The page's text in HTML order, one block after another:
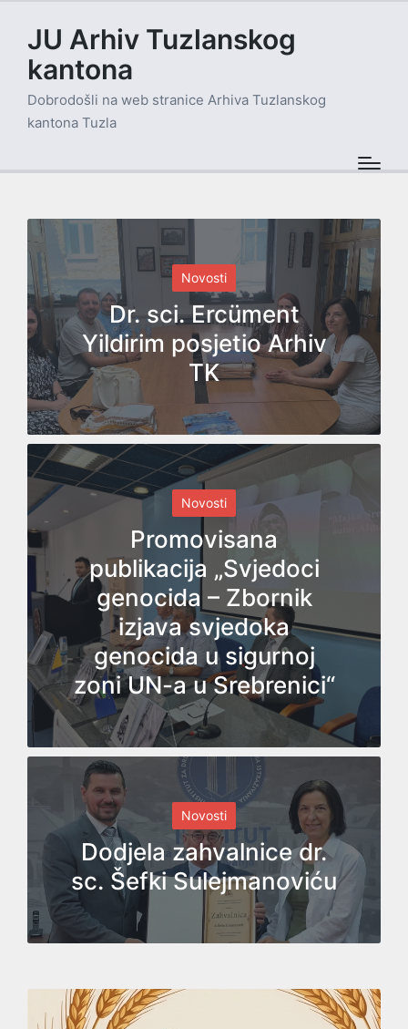
JU Arhiv Tuzlanskog
kantona
Dobrodošli na web stranice Arhiva Tuzlanskog
kantona Tuzla
Posted
in
Novosti
Dr. sci. Ercüment
Yildirim posjetio Arhiv
TK
Posted
in
Novosti
Promovisana
publikacija „Svjedoci
genocida – Zbornik
izjava svjedoka
genocida u sigurnoj
zoni UN-a u Srebrenici“
Posted
in
Novosti
Dodjela zahvalnice dr.
sc. Šefki Sulejmanoviću